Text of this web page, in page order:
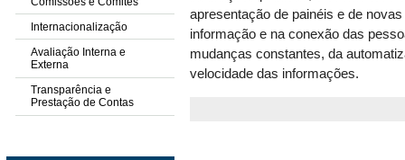
Internacionalização
Avaliação Interna e
Externa
Transparência e
Prestação de Contas
apresentação de painéis e de
informação e na conexão das
mudanças constantes, da
velocidade das informações.